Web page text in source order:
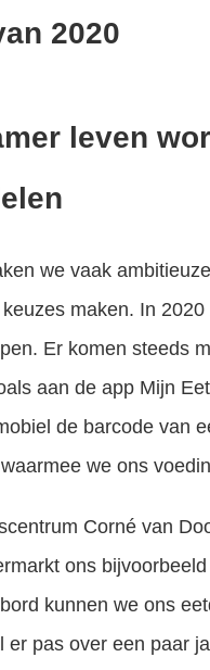
2020
leven
we vaak
maken. In
Er komen steeds
aan de app Mijn
de barcode van
we ons
Corné van
ons
kunnen we ons
pas over een paar